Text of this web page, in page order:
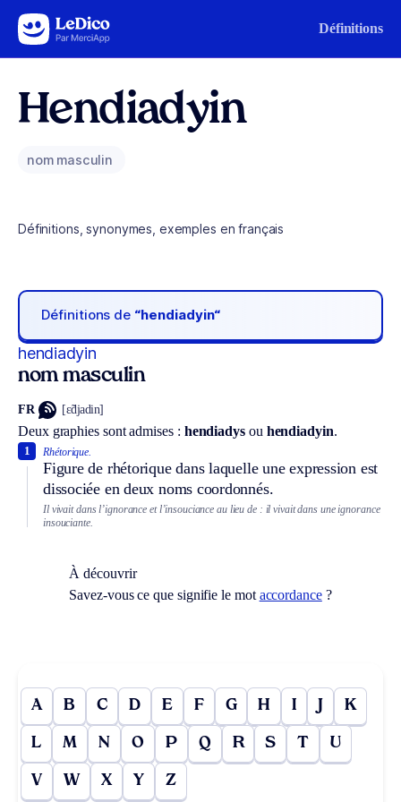
Aller au contenu Définitions
Hendiadyin
nom masculin
Définitions, synonymes, exemples en français
Définitions de “hendiadyin“
hendiadyin
nom masculin
FR [ɛ̃djadin]
Deux graphies sont admises : hendiadysou hendiadyin.
Rhétorique.
Figure de rhétorique dans laquelle une expression est
dissociée en deux noms coordonnés.
1
Il vivait dans l’ignorance et l’insouciance au lieu de : il vivait dans une ignorance
insouciante.
À découvrir
Savez-vous ce que signifie le mot accordance?
A B C D E F G H I J K
L M N O P Q R S T U
V W X Y Z